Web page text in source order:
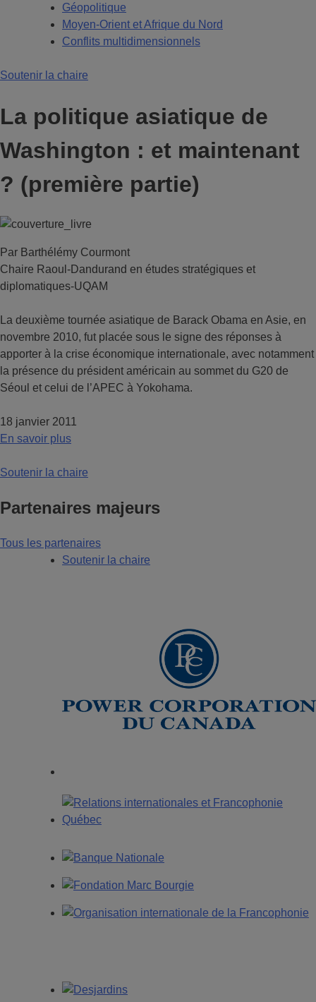
Géopolitique
Moyen-Orient et Afrique du Nord
Conflits multidimensionnels
Soutenir la chaire
La politique asiatique de
Washington : et maintenant
? (première partie)
Par Barthélémy Courmont
Chaire Raoul-Dandurand en études stratégiques et
diplomatiques-UQAM
La deuxième tournée asiatique de Barack Obama en Asie, en
novembre 2010, fut placée sous le signe des réponses à
apporter à la crise économique internationale, avec notamment
la présence du président américain au sommet du G20 de
Séoul et celui de l’APEC à Yokohama.
18 janvier 2011
En savoir plus
Soutenir la chaire
Partenaires majeurs
Tous les partenaires
Soutenir la chaire